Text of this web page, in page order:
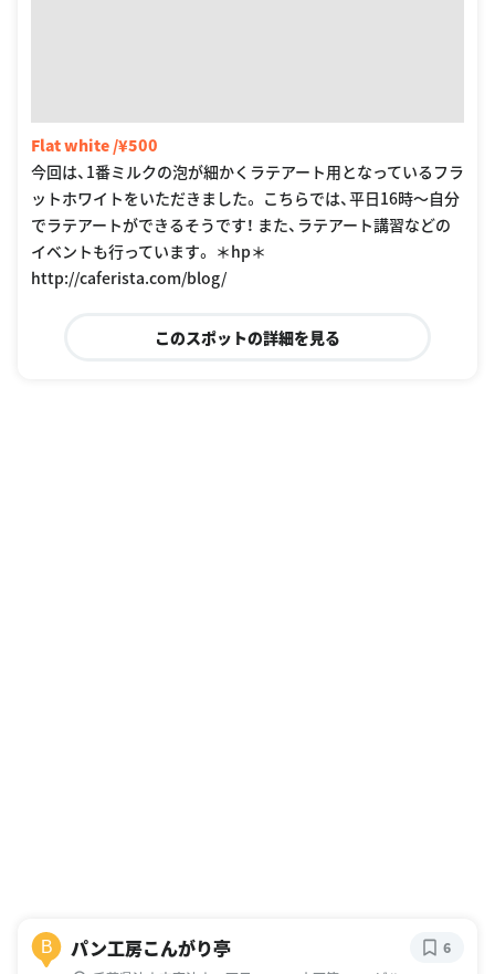
Flat white /¥500
今回は、1番ミルクの泡が細かくラテアート用となっているフラ
ットホワイトをいただきました。 こちらでは、平日16時〜自分
でラテアートができるそうです！ また、ラテアート講習などの
イベントも行っています。 ＊hp＊
http://caferista.com/blog/
このスポットの詳細を見る
B パン工房こんがり亭 6